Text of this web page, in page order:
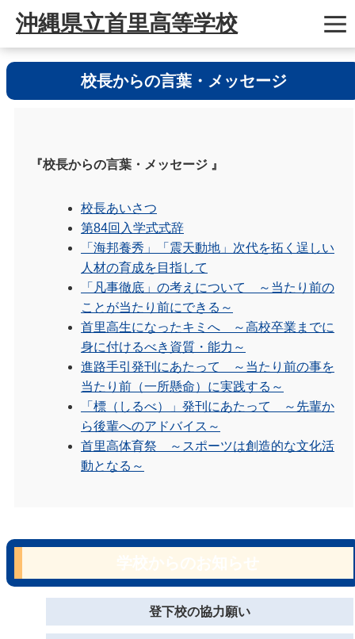
沖縄県立首里高等学校
校長からの言葉・メッセージ
『校長からの言葉・メッセージ 』
校長あいさつ
第84回入学式式辞
「海邦養秀」「震天動地」次代を拓く逞しい
人材の育成を目指して
「凡事徹底」の考えについて ～当たり前の
ことが当たり前にできる～
首里高生になったキミへ ～高校卒業までに
身に付けるべき資質・能力～
進路手引発刊にあたって ～当たり前の事を
当たり前（一所懸命）に実践する～
「標（しるべ）」発刊にあたって ～先輩か
ら後輩へのアドバイス～
首里高体育祭 ～スポーツは創造的な文化活
動となる～
登下校の協力願い